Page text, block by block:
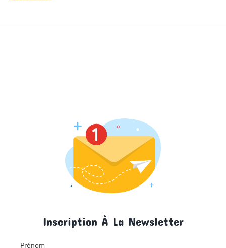
Inscription À La Newsletter
Prénom